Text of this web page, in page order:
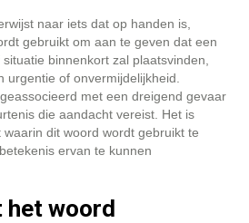
naar iets dat op handen is,
gebruikt om aan te geven dat een
binnenkort zal plaatsvinden,
urgentie of onvermijdelijkheid.
geassocieerd met een dreigend gevaar
die aandacht vereist. Het is
dit woord wordt gebruikt te
ervan te kunnen
het woord